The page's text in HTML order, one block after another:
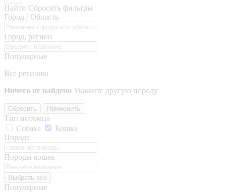
Найти Сбросить фильтры
Город / Область
Город, регион
Популярные
Все регионы
Ничего не найдено Укажите другую породу
Сбросить Применить
Тип питомца
Собака
Кошка
Порода
Породы кошек
Выбрать все
Популярные